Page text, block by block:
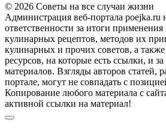
© 2026 Советы на все случаи жизни
Администрация веб-портала poejka.ru
ответственности за итоги
кулинарных рецептов, методов их
кулинарных и прочих советов, а
ресурсов, на которые есть ссылки, и
материалов. Взгляды авторов статей,
портале, могут не совпадать с
Копирование любого материала с
активной ссылки на материал!